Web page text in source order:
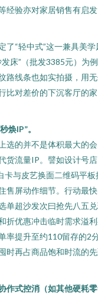
经验亦对家居销售有启
了“轻中式”这一兼具美学
床”（批发3385元）为
路线条也如实拍摄，用
比对差价的下沉客厅的家
焕IP”。
选的并不是体积最大的
货流量IP。譬如设计号
卡与皮艺换面二维码平板
售屏动作细节。行动最
单超沙发次曰抢先八五
折优惠冲击临时需求溢
率提升至约110留存的2
时再占商品饱和时流的
作式控消（如其他硬耗